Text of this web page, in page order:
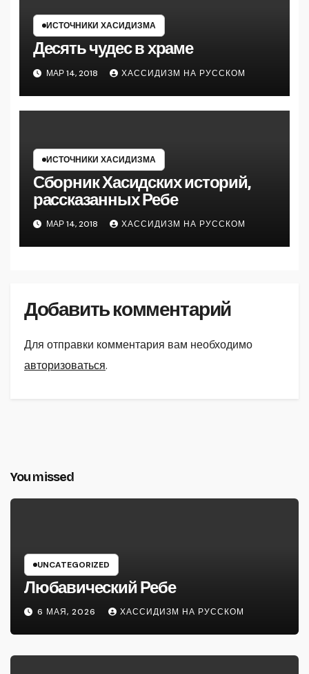
ИСТОЧНИКИ ХАСИДИЗМА
Десять чудес в храме
МАР 14, 2018 ХАССИДИЗМ НА РУССКОМ
ИСТОЧНИКИ ХАСИДИЗМА
Сборник Хасидских историй,
рассказанных Ребе
МАР 14, 2018 ХАССИДИЗМ НА РУССКОМ
Добавить комментарий
Для отправки комментария вам необходимо
авторизоваться.
You missed
UNCATEGORIZED
Любавический Ребе
6 МАЯ, 2026 ХАССИДИЗМ НА РУССКОМ